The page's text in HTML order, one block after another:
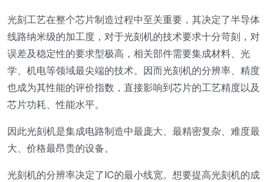
光刻工艺在整个芯片制造过程中至关重要，其决定了半导体
线路纳米级的加工度，对于光刻机的技术要求十分苛刻，对
误差及稳定性的要求型极高，相关部件需要集成材料、光
学、机电等领域最尖端的技术。因而光刻机的分辨率、精度
也成为其性能的评价指数，直接影响到芯片的工艺精度以及
芯片功耗、性能水平。
因此光刻机是集成电路制造中最庞大、最精密复杂、难度最
大、价格最昂贵的设备。
光刻机的分辨率决定了IC的最小线宽。想要提高光刻机的成